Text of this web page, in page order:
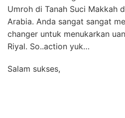
Umroh di Tanah Suci Makkah
Arabia. Anda sangat sangat
changer untuk menukarkan
Riyal. So..action yuk…
Salam sukses,